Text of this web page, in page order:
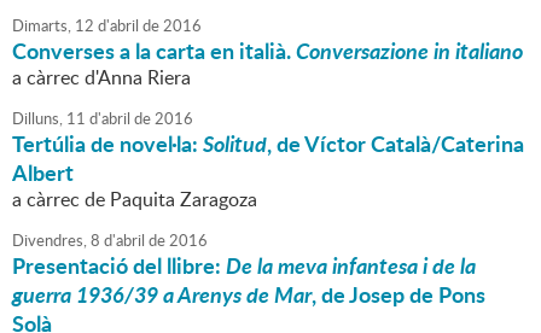
Dimarts, 12 d'abril de2016
Converses a la carta en italià.Conversazione in italiano
a càrrec d'Anna Riera
Dilluns, 11 d'abril de2016
Tertúlia de novel·la:Solitud, de Víctor Català/Caterina
Albert
a càrrec de Paquita Zaragoza
Divendres,8 d'abril de2016
Presentació del llibre:De la meva infantesa i de la
guerra 1936/39 a Arenys de Mar, de Josep de Pons
Solà